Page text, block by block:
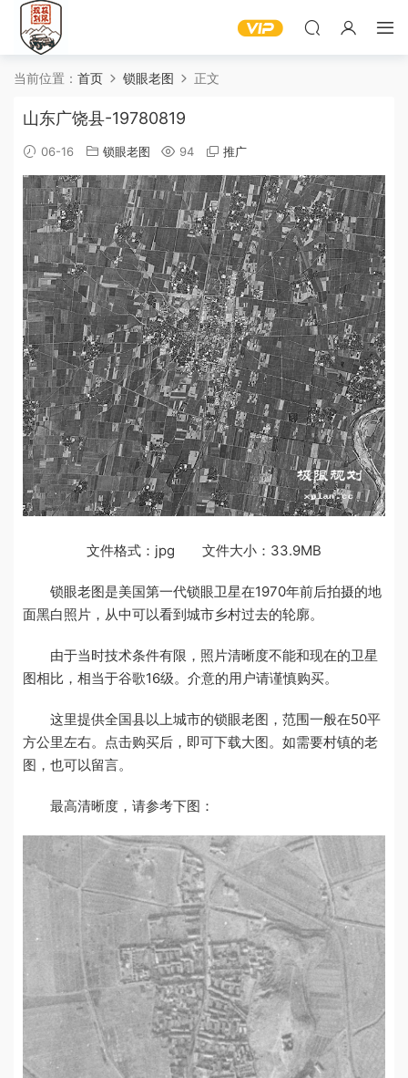
当前位置： 首页 锁眼老图 正文
山东广饶县-19780819
06-16 锁眼老图 94 推广
文件格式：jpg 文件大小：33.9MB
锁眼老图是美国第一代锁眼卫星在1970年前后拍摄的地
面黑白照片，从中可以看到城市乡村过去的轮廓。
由于当时技术条件有限，照片清晰度不能和现在的卫星
图相比，相当于谷歌16级。介意的用户请谨慎购买。
这里提供全国县以上城市的锁眼老图，范围一般在50平
方公里左右。点击购买后，即可下载大图。如需要村镇的老
图，也可以留言。
最高清晰度，请参考下图：